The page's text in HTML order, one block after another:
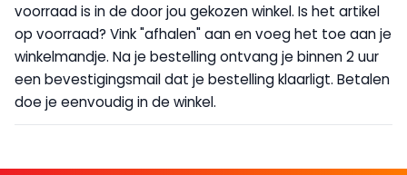
voorraad is in de door jou gekozen winkel. Is het artikel
op voorraad? Vink "afhalen" aan en voeg het toe aan je
winkelmandje. Na je bestelling ontvang je binnen 2 uur
een bevestigingsmail dat je bestelling klaarligt. Betalen
doe je eenvoudig in de winkel.